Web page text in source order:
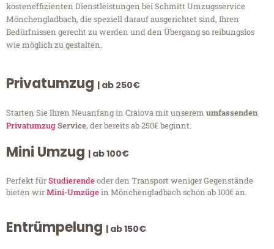
kosteneffizienten Dienstleistungen bei Schmitt Umzugsservice
Mönchengladbach, die speziell darauf ausgerichtet sind, Ihren
Bedürfnissen gerecht zu werden und den Übergang so reibungslos
wie möglich zu gestalten.
Privatumzug | ab 250€
Starten Sie Ihren Neuanfang in Craiova mit unserem umfassenden
PrivatumzugService, der bereits ab 250€ beginnt.
Mini Umzug | ab 100€
Perfekt fürStudierendeoder den Transport weniger Gegenstände
bieten wirMini-Umzügein Mönchengladbach schon ab 100€ an.
Entrümpelung | ab 150€